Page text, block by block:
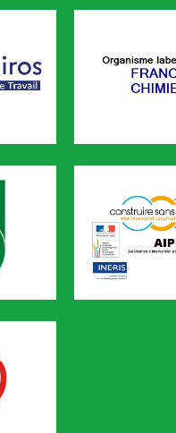
FRANCE CHIMIE
AIPR